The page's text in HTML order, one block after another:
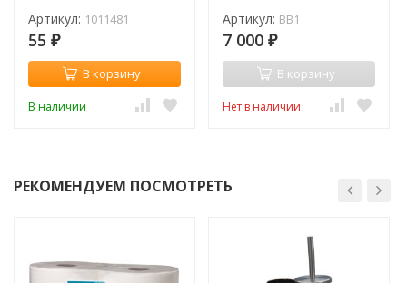
Артикул: 1011481
55 ₽
В корзину
В наличии
Артикул: BB1
7 000 ₽
В корзину
Нет в наличии
РЕКОМЕНДУЕМ ПОСМОТРЕТЬ